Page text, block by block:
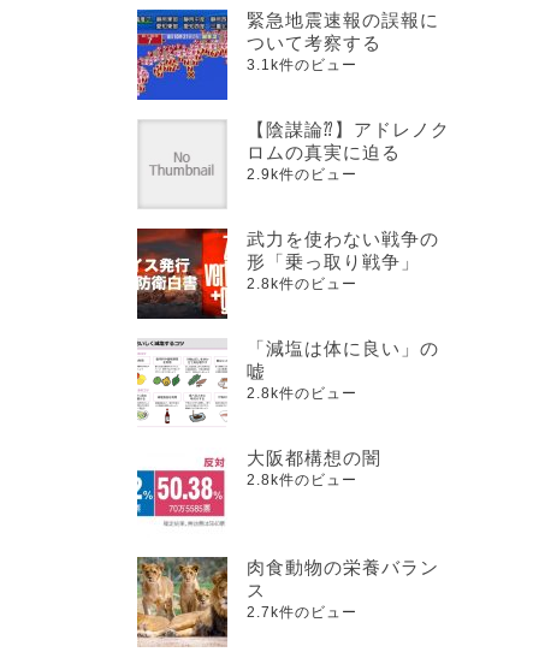
緊急地震速報の誤報に
ついて考察する
3.1k件のビュー
【陰謀論⁇】アドレノク
ロムの真実に迫る
2.9k件のビュー
武力を使わない戦争の
形「乗っ取り戦争」
2.8k件のビュー
「減塩は体に良い」の
嘘
2.8k件のビュー
大阪都構想の闇
2.8k件のビュー
肉食動物の栄養バラン
ス
2.7k件のビュー